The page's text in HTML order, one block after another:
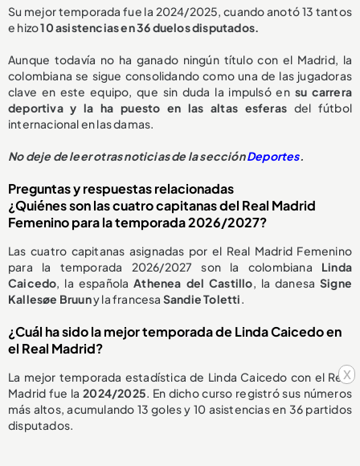
x
Su mejor temporada fue la 2024/2025, cuando anotó 13 tantos
e hizo10 asistencias en 36 duelos disputados.
Aunque todavía no ha ganado ningún título con el Madrid, la
colombiana se sigue consolidando como una de las jugadoras
clave en este equipo, que sin duda la impulsó en su carrera
deportiva y la ha puesto en las altas esferas del fútbol
internacional en las damas.
No deje de leer otras noticias de la secciónDeportes.
Preguntas y respuestas relacionadas
¿Quiénes son las cuatro capitanas del Real Madrid
Femenino para la temporada 2026/2027?
Las cuatro capitanas asignadas por el Real Madrid Femenino
para la temporada 2026/2027 son la colombiana Linda
Caicedo, la españolaAthenea del Castillo, la danesa Signe
Kallesøe Bruuny la francesa Sandie Toletti.
¿Cuál ha sido la mejor temporada de Linda Caicedo en
el Real Madrid?
La mejor temporada estadística de Linda Caicedo con el Real
Madrid fue la2024/2025. En dicho curso registró sus números
más altos, acumulando 13 goles y 10 asistencias en 36 partidos
disputados.